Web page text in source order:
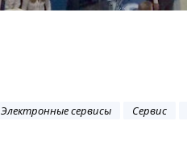
Электронные сервисы Сервис